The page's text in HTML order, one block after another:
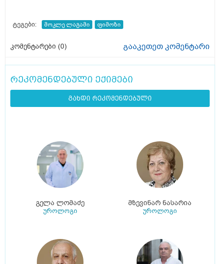
ტეგები: მოკლე ლაგამი ფიმოზი
კომენტარები (0) გააკეთეთ კომენტარი
რეკომენდებული ექიმები
გახდი რეკომენდებული
გელა ლომაძე
უროლოგი
მზევინარ ნასარია
უროლოგი